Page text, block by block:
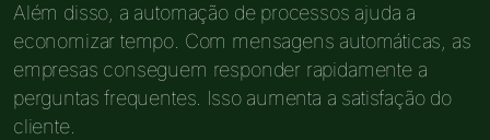
Além disso, a automação de processos ajuda a
economizar tempo. Com mensagens automáticas, as
empresas conseguem responder rapidamente a
perguntas frequentes. Isso aumenta a satisfação do
cliente.